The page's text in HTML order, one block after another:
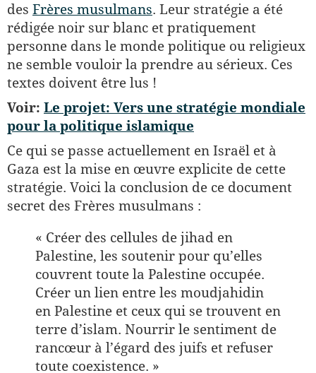
des Frères musulmans. Leur stratégie a été
rédigée noir sur blanc et pratiquement
personne dans le monde politique ou religieux
ne semble vouloir la prendre au sérieux. Ces
textes doivent être lus !
Voir: Le projet: Vers une stratégie mondiale
pour la politique islamique
Ce qui se passe actuellement en Israël et à
Gaza est la mise en œuvre explicite de cette
stratégie. Voici la conclusion de ce document
secret des Frères musulmans :
« Créer des cellules de jihad en
Palestine, les soutenir pour qu’elles
couvrent toute la Palestine occupée.
Créer un lien entre les moudjahidin
en Palestine et ceux qui se trouvent en
terre d’islam. Nourrir le sentiment de
rancœur à l’égard des juifs et refuser
toute coexistence. »